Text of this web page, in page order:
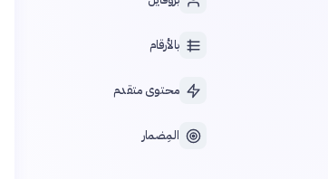
بالأرقام
محتوى متقدم
المِضمار